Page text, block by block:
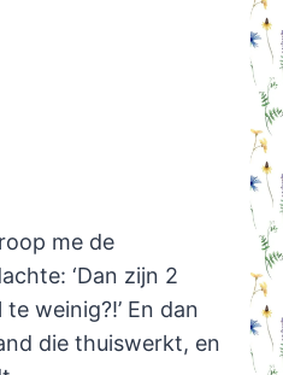
me de
‘Dan zijn 2
weinig?!’ En dan
die thuiswerkt, en